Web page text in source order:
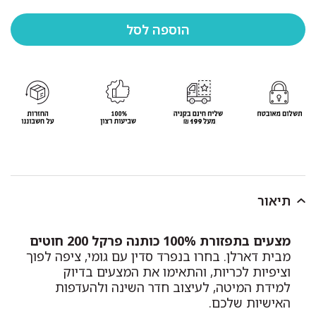
תיאור
מצעים בתפזורת 100% כותנה פרקל 200 חוטים
מבית דארלן. בחרו בנפרד סדין עם גומי, ציפה לפוך
וציפיות לכריות, והתאימו את המצעים בדיוק
למידת המיטה, לעיצוב חדר השינה ולהעדפות
האישיות שלכם.